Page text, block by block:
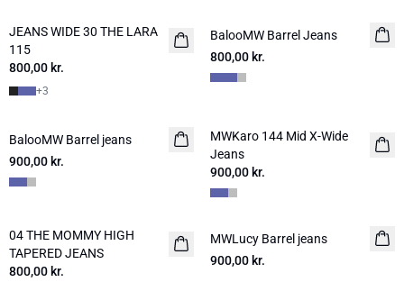
NYHED
JEANS WIDE 30 THE LARA
115
800,00 kr.
+3
NYHED
BalooMW Barrel Jeans
800,00 kr.
NYHED
BalooMW Barrel jeans
900,00 kr.
NYHED
MWKaro 144 Mid X-Wide
Jeans
900,00 kr.
NYHED
04 THE MOMMY HIGH
TAPERED JEANS
800,00 kr.
NYHED
MWLucy Barrel jeans
900,00 kr.